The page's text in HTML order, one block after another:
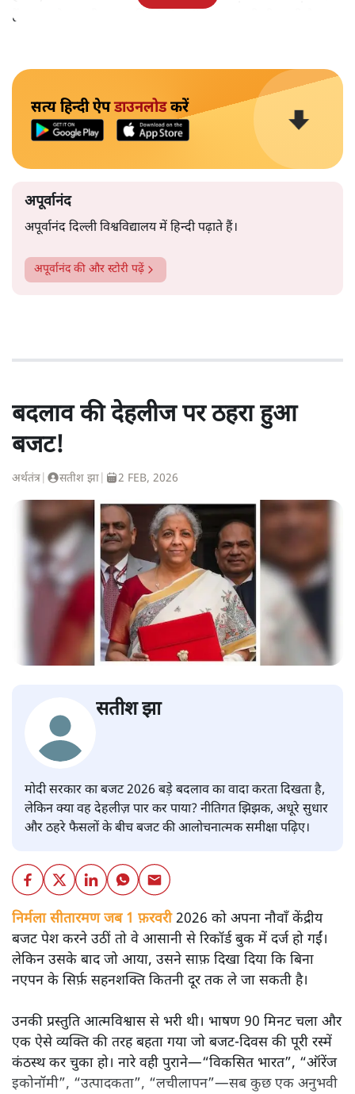
हैं।भारत के तक़रीबन हर हिस्से से ऐसी खबर आती ही रहती है।
सत्य हिन्दी ऐपडाउनलोडकरें
अपूर्वानंद
अपूर्वानंद दिल्ली विश्वविद्यालय में हिन्दी पढ़ाते हैं।
अपूर्वानंदकी और स्टोरी पढ़ें
बदलाव की देहलीज पर ठहरा हुआ
बजट!
अर्थतंत्र सतीश झा 2 FEB, 2026
सतीश झा
मोदी सरकार का बजट 2026 बड़े बदलाव का वादा करता दिखता है,
लेकिन क्या वह देहलीज़ पार कर पाया? नीतिगत झिझक, अधूरे सुधार
और ठहरे फैसलों के बीच बजट की आलोचनात्मक समीक्षा पढ़िए।
निर्मला सीतारमण जब 1 फ़रवरी2026 को अपना नौवाँ केंद्रीय
बजट पेश करने उठीं तो वे आसानी से रिकॉर्ड बुक में दर्ज हो गईं।
लेकिन उसके बाद जो आया, उसने साफ़ दिखा दिया कि बिना
नएपन के सिर्फ़ सहनशक्ति कितनी दूर तक ले जा सकती है।
उनकी प्रस्तुति आत्मविश्वास से भरी थी। भाषण 90 मिनट चला और
एक ऐसे व्यक्ति की तरह बहता गया जो बजट‑दिवस की पूरी रस्में
कंठस्थ कर चुका हो। नारे वही पुराने—“विकसित भारत”, “ऑरेंज
इकोनॉमी”, “उत्पादकता”, “लचीलापन”—सब कुछ एक अनुभवी